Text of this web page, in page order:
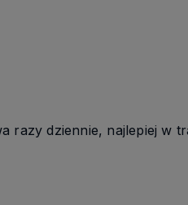
razy dziennie, najlepiej w